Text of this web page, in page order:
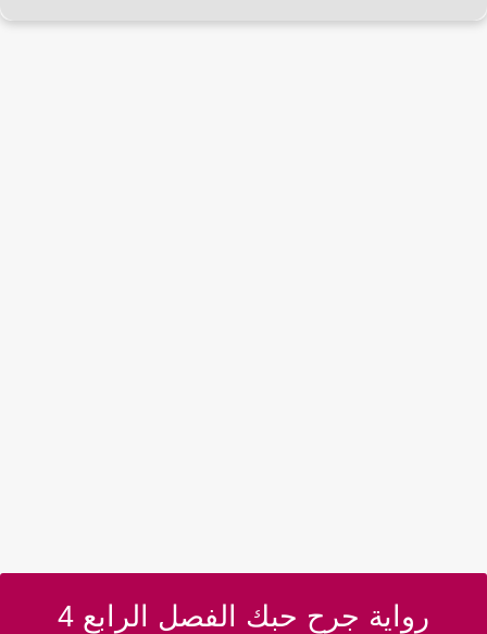
رواية جرح حبك الفصل الرابع 4